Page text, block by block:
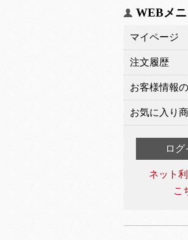
WEBメ
マイページ
注文履歴
お客様情報
お気に入り
ログ
ネット
こ